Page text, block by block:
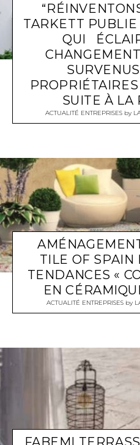
TARKETT
QUI
SUITE À LA
ACTUALITÉ ENTREPRISES by
TILE OF SPAIN
TENDANCES «
EN
ACTUALITÉ ENTREPRISES by
FABEMI